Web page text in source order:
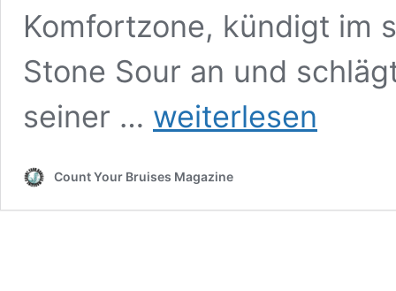
Komfortzone, kündigt im
Stone Sour an und
seiner …
Taylor
weiterlesen
Count Your Bruises Magazine